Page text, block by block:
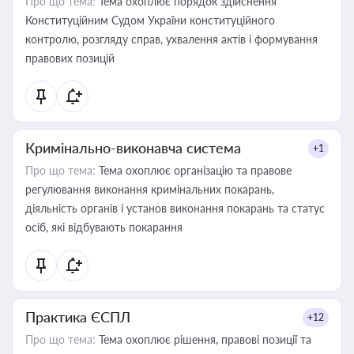
Конституційним Судом України конституційного
контролю, розгляду справ, ухвалення актів і формування
правових позицій
Кримінально-виконавча система +1
Про що тема: Тема охоплює організацію та правове
регулювання виконання кримінальних покарань,
діяльність органів і установ виконання покарань та статус
осіб, які відбувають покарання
Практика ЄСПЛ +12
Про що тема: Тема охоплює рішення, правові позиції та